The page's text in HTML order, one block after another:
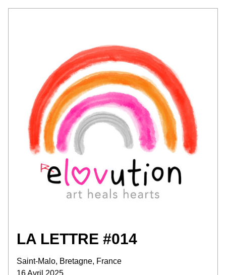
LA LETTRE #014
Saint-Malo, Bretagne, France
16 Avril 2025